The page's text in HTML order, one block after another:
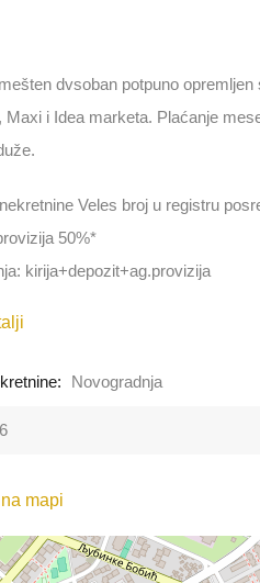
dvsoban potpuno
Maxi i Idea marketa. Plaćanje
Veles broj u registru
50%*
kirija+depozit+ag.provizija
Novogradnja
mapi